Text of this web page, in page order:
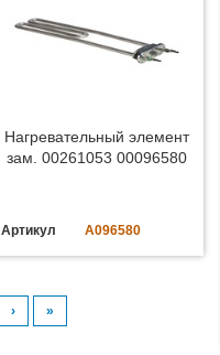
Нагревательный элемент
зам. 00261053 00096580
Артикул A096580
› »